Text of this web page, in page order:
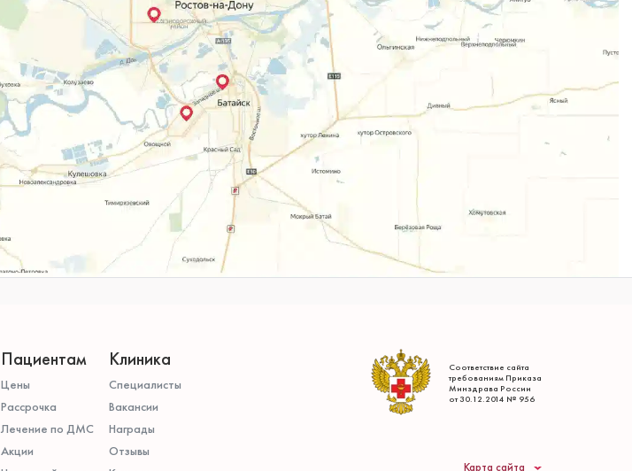
Пациентам
Цены
Рассрочка
Лечение по ДМС
Акции
Клиника
Специалисты
Вакансии
Награды
Отзывы
Соответствие сайта
требованиям Приказа
Минздрава России
от 30.12.2014 № 956
Карта сайта